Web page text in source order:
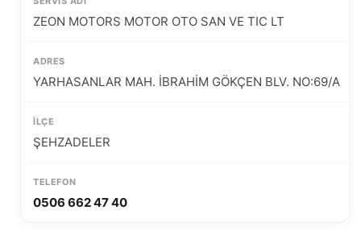
ZEON MOTORS MOTOR OTO SAN VE TIC LT
YARHASANLAR MAH. İBRAHİM GÖKÇEN BLV. NO:69/A
ŞEHZADELER
0506 662 47 40